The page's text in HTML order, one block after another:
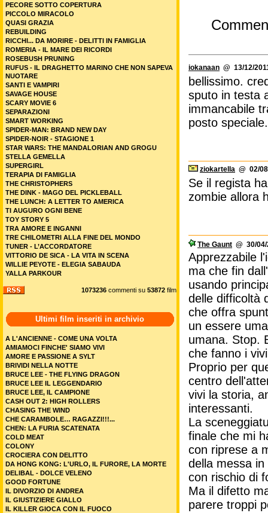
iokanaan @ 13/12/
bellissimo.
sputo in testa
immancabile
posto
ziokartella @ 02/
Se il regista
zombie allora
The Gaunt @ 30/
Apprezzabile
ma che fin
usando
delle difficoltà
che offra
un essere
umana. Stop.
che fanno i
Proprio per
centro
vivi la storia,
interessanti.
La
finale che mi
con riprese a
della messa
con rischio di
Ma il difetto
parere troppi
PECORE SOTTO COPERTURA
PICCOLO MIRACOLO
QUASI GRAZIA
REBUILDING
RICCHI... DA MORIRE - DELITTI IN FAMIGLIA
ROMERIA - IL MARE DEI RICORDI
ROSEBUSH PRUNING
RUFUS - IL DRAGHETTO MARINO CHE NON SAPEVA
NUOTARE
SANTI E VAMPIRI
SAVAGE HOUSE
SCARY MOVIE 6
SEPARAZIONI
SMART WORKING
SPIDER-MAN: BRAND NEW DAY
SPIDER-NOIR - STAGIONE 1
STAR WARS: THE MANDALORIAN AND GROGU
STELLA GEMELLA
SUPERGIRL
TERAPIA DI FAMIGLIA
THE CHRISTOPHERS
THE DINK - MAGO DEL PICKLEBALL
THE LUNCH: A LETTER TO AMERICA
TI AUGURO OGNI BENE
TOY STORY 5
TRA AMORE E INGANNI
TRE CHILOMETRI ALLA FINE DEL MONDO
TUNER - L’ACCORDATORE
VITTORIO DE SICA - LA VITA IN SCENA
WILLIE PEYOTE - ELEGIA SABAUDA
YALLA PARKOUR
1073236 commenti su 53872 film
Ultimi film inseriti in archivio
A L'ANCIENNE - COME UNA VOLTA
AMIAMOCI FINCHE' SIAMO VIVI
AMORE E PASSIONE A SYLT
BRIVIDI NELLA NOTTE
BRUCE LEE - THE FLYING DRAGON
BRUCE LEE IL LEGGENDARIO
BRUCE LEE, IL CAMPIONE
CASH OUT 2: HIGH ROLLERS
CHASING THE WIND
CHE CARAMBOLE… RAGAZZI!!!...
CHEN: LA FURIA SCATENATA
COLD MEAT
COLONY
CROCIERA CON DELITTO
DA HONG KONG: L'URLO, IL FURORE, LA MORTE
DELIBAL - DOLCE VELENO
GOOD FORTUNE
IL DIVORZIO DI ANDREA
IL GIUSTIZIERE GIALLO
IL KILLER GIOCA CON IL FUOCO